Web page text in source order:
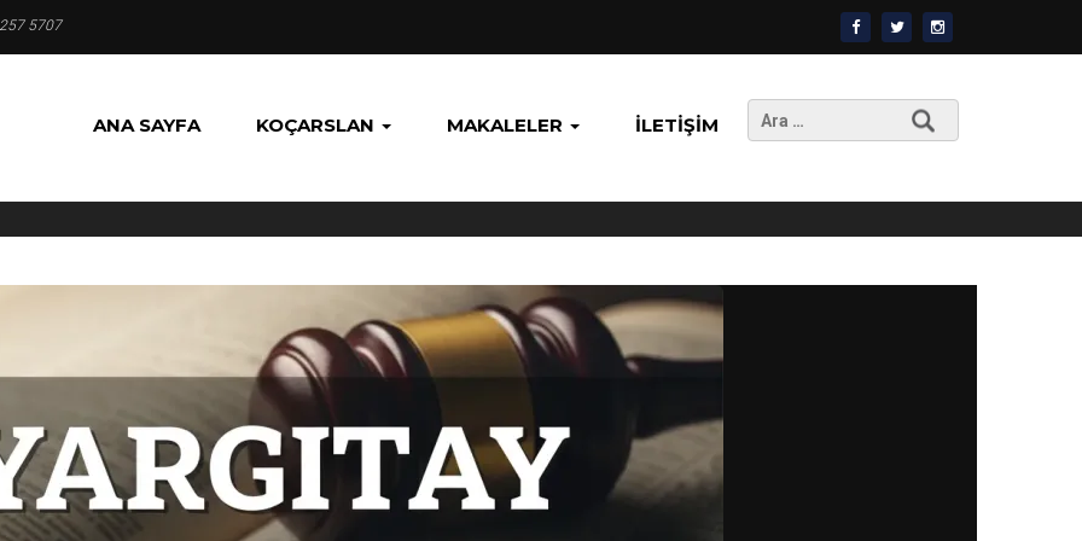
5707
ANA SAYFA KOÇARSLAN MAKALELER İLETIŞIM
Arama: